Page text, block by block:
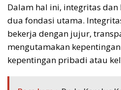
Dalam hal ini, integritas
dua fondasi utama.
bekerja dengan jujur,
mengutamakan
kepentingan pribadi atau